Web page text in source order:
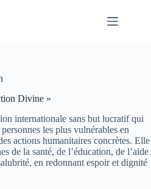
Divine »
internationale sans but lucratif qui
les plus vulnérables en
actions humanitaires concrètes. Elle
de la santé, de l’éducation, de l’aide
en redonnant espoir et dignité